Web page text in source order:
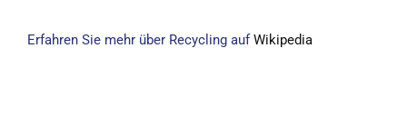
Erfahren Sie mehr über Recycling aufWikipedia